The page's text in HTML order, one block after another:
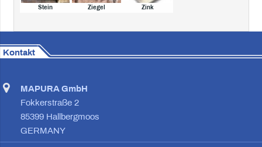
Stein Ziegel Zink
Kontakt
MAPURA GmbH
Fokkerstraße 2
85399 Hallbergmoos
GERMANY